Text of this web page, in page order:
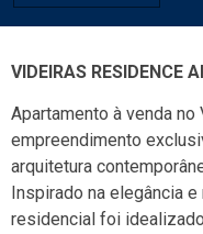
VIDEIRAS RESIDENCE
Apartamento à venda
empreendimento
arquitetura
Inspirado na elegância
residencial foi